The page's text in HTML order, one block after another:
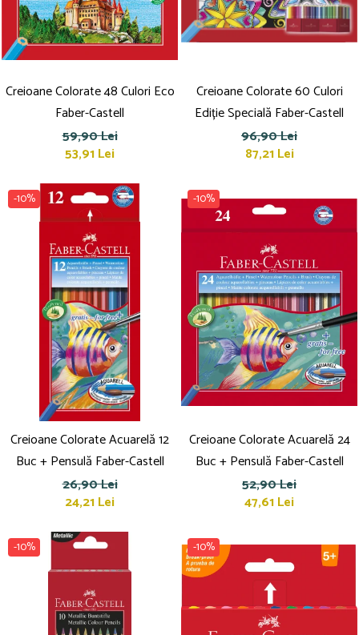
Plastilină
Tempera și Guașe
Tăiere și lipire
Foarfeci
Creioane Colorate 48 Culori Eco
Faber-Castell
59,90 Lei
53,91 Lei
Creioane Colorate 60 Culori
Ediție Specială Faber-Castell
96,90 Lei
87,21 Lei
-10%
Creioane Colorate Acuarelă 12
Buc + Pensulă Faber-Castell
26,90 Lei
24,21 Lei
-10%
Creioane Colorate Acuarelă 24
Buc + Pensulă Faber-Castell
52,90 Lei
47,61 Lei
-10% -10%